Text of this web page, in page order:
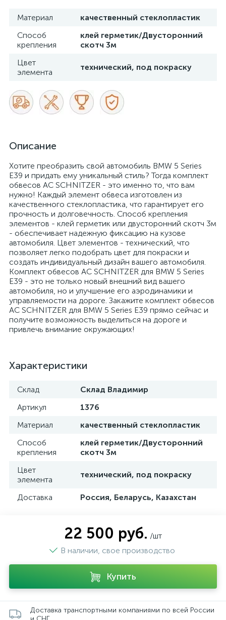
Материал
качественный стеклопластик
Способ
крепления
клей герметик/Двусторонний
скотч 3м
Цвет
элемента
технический, под покраску
Описание
Хотите преобразить свой автомобиль BMW 5 Series
E39 и придать ему уникальный стиль? Тогда комплект
обвесов AC SCHNITZER - это именно то, что вам
нужно! Каждый элемент обвеса изготовлен из
качественного стеклопластика, что гарантирует его
прочность и долговечность. Способ крепления
элементов - клей герметик или двусторонний скотч 3м
- обеспечивает надежную фиксацию на кузове
автомобиля. Цвет элементов - технический, что
позволяет легко подобрать цвет для покраски и
создать индивидуальный дизайн вашего автомобиля.
Комплект обвесов AC SCHNITZER для BMW 5 Series
E39 - это не только новый внешний вид вашего
автомобиля, но и улучшение его аэродинамики и
управляемости на дороге. Закажите комплект обвесов
AC SCHNITZER для BMW 5 Series E39 прямо сейчас и
получите возможность выделиться на дороге и
привлечь внимание окружающих!
Характеристики
Склад
Склад Владимир
Артикул
1376
Материал
качественный стеклопластик
Способ
крепления
клей герметик/Двусторонний
скотч 3м
Цвет
элемента
технический, под покраску
Доставка Россия, Беларусь, Казахстан
22 500 руб. /шт
В наличии, свое производство
Купить
Доставка транспортными компаниями по всей России